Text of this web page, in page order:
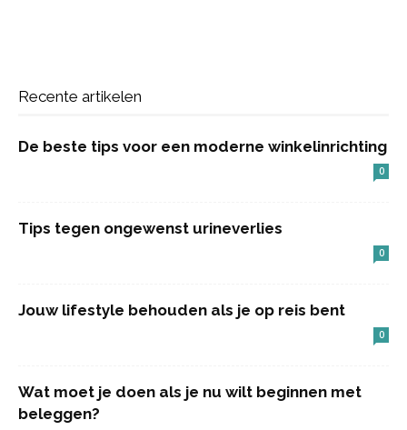
Recente artikelen
De beste tips voor een moderne winkelinrichting
0
Tips tegen ongewenst urineverlies
0
Jouw lifestyle behouden als je op reis bent
0
Wat moet je doen als je nu wilt beginnen met
beleggen?